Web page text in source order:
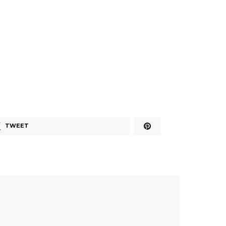
TWEET